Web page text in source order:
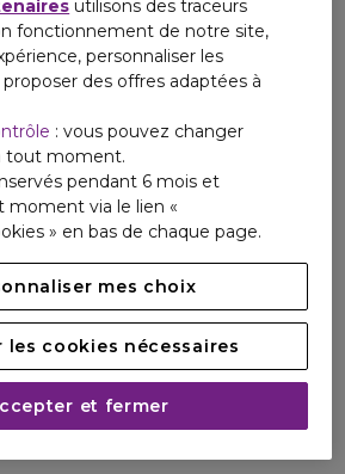
utilisons des traceurs
fonctionnement de notre site,
personnaliser les
des offres adaptées à
: vous pouvez changer
tout moment.
pendant 6 mois et
moment via le lien «
» en bas de chaque page.
mes choix
les cookies nécessaires
et fermer